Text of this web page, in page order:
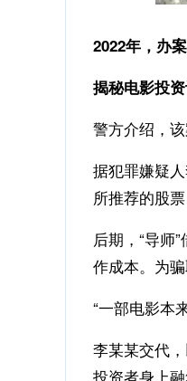
2022年，办
揭秘电影投
警方介绍，
据犯罪嫌疑
所推荐的股
后期，“导师
作成本。为
“一部电影本
李某某交代
投资者身上